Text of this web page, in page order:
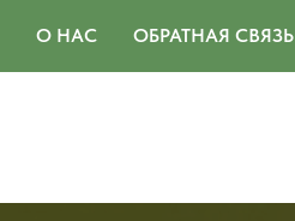
О НАС ОБРАТНАЯ СВЯЗЬ